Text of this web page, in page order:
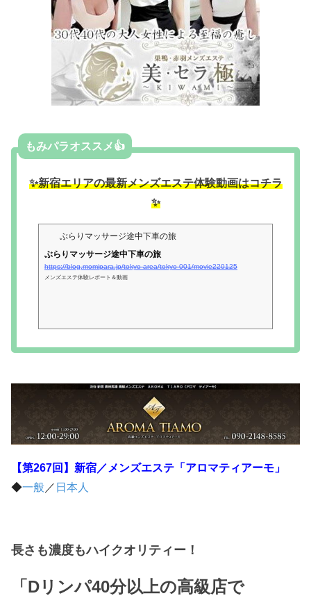
もみパラオススメ👍
✨新宿エリアの最新メンズエステ体験動画はコチラ
✨
ぶらりマッサージ途中下車の旅
ぶらりマッサージ途中下車の旅
https://blog.momipara.jp/tokyo-area/tokyo-001/movie220125
メンズエステ体験レポート＆動画
【第267回】新宿／メンズエステ「アロマティアーモ」
◆一般 ／ 日本人
長さも濃度もハイクオリティー！
「Dリンパ40分以上の高級店で